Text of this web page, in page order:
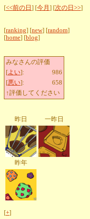
[<<前の日 ] [今月 ] [次の日>>]
[ranking] [new] [random]
[home] [blog]
みなさんの評価
[よい]:
986
[悪い]:
658
↑評価してください
昨日 一昨日
昨年
[+]